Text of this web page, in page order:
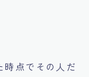
点でその人だ